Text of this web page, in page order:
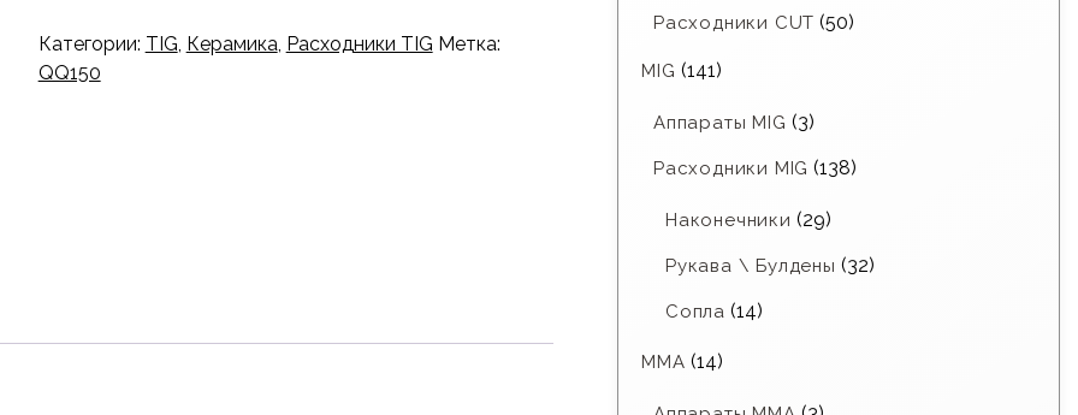
Категории: TIG, Керамика, Расходники TIG Метка:
QQ150
Расходники CUT (50)
MIG (141)
Аппараты MIG (3)
Расходники MIG (138)
Наконечники (29)
Рукава \ Булдены (32)
Сопла (14)
MMA (14)